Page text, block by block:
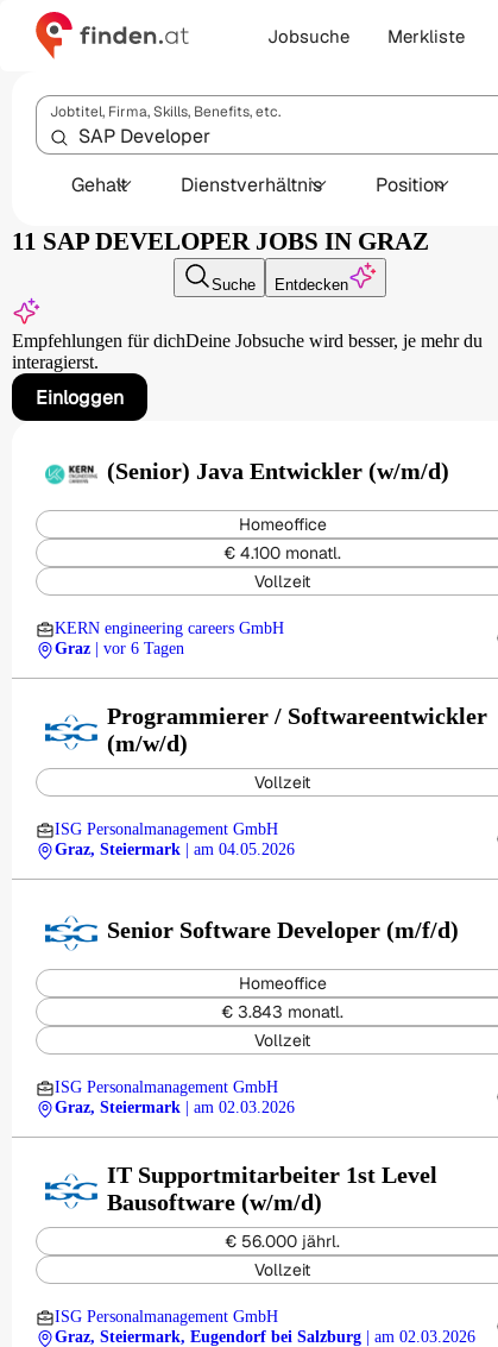
Jobsuche Merkliste
Jobtitel, Firma, Skills, Benefits, etc.
Gehalt Dienstverhältnis Position
11 SAP DEVELOPER JOBS IN GRAZ
Suche Entdecken
Empfehlungen für dichDeine Jobsuche wird besser, je mehr du
interagierst.
Einloggen
(Senior) Java Entwickler (w/m/d)
Homeoffice
€ 4.100 monatl.
Vollzeit
KERN engineering careers GmbH
Graz
| vor 6 Tagen
Programmierer / Softwareentwickler
(m/w/d)
Vollzeit
ISG Personalmanagement GmbH
Graz, Steiermark
| am 04.05.2026
Senior Software Developer (m/f/d)
Homeoffice
€ 3.843 monatl.
Vollzeit
ISG Personalmanagement GmbH
Graz, Steiermark
| am 02.03.2026
IT Supportmitarbeiter 1st Level
Bausoftware (w/m/d)
€ 56.000 jährl.
Vollzeit
ISG Personalmanagement GmbH
Graz, Steiermark, Eugendorf bei Salzburg
| am 02.03.2026